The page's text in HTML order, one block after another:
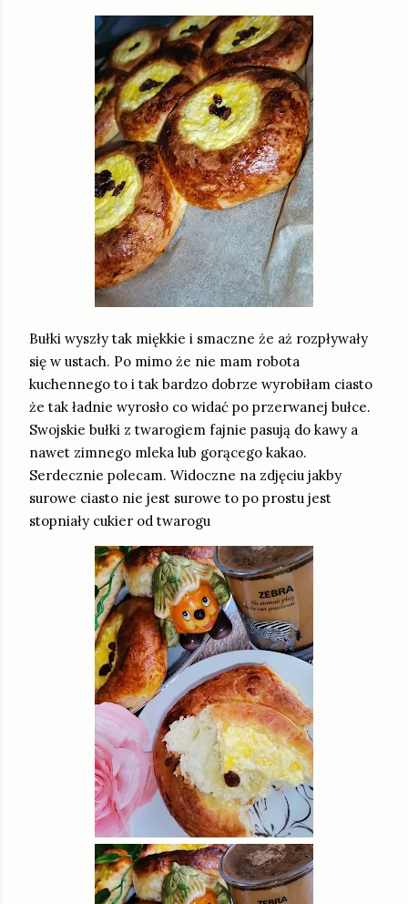
Bułki wyszły tak miękkie i smaczne że aż rozpływały
się w ustach. Po mimo że nie mam robota
kuchennego to i tak bardzo dobrze wyrobiłam ciasto
że tak ładnie wyrosło co widać po przerwanej bułce.
Swojskie bułki z twarogiem fajnie pasują do kawy a
nawet zimnego mleka lub gorącego kakao.
Serdecznie polecam. Widoczne na zdjęciu jakby
surowe ciasto nie jest surowe to po prostu jest
stopniały cukier od twarogu